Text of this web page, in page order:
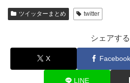
ツイッターまとめ twitter
シェアする
X Facebook
LINE